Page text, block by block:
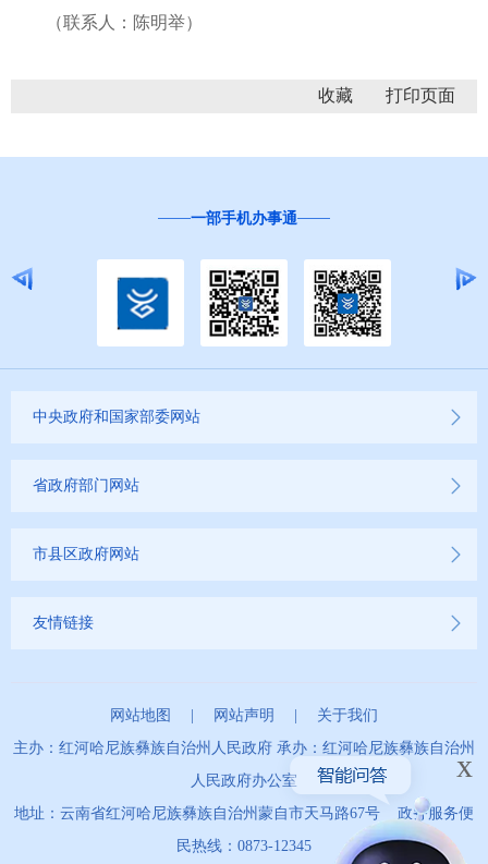
（联系人：陈明举）
收藏
一部手机办事通
中央政府和国家部委网站
省政府部门网站
市县区政府网站
友情链接
网站地图 网站声明
关于我们
主办：红河哈尼族彝族自治州人民政府 承办：红河哈尼族彝族自治州
人民政府办公室
地址：云南省红河哈尼族彝族自治州蒙自市天马路67号 政务服务便
民热线：0873-12345
x